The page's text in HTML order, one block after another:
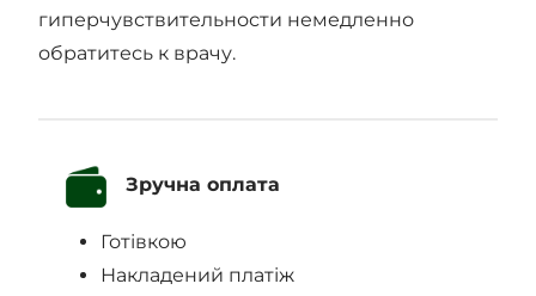
гиперчувствительности немедленно
обратитесь к врачу.
Зручна оплата
Готівкою
Накладений платіж